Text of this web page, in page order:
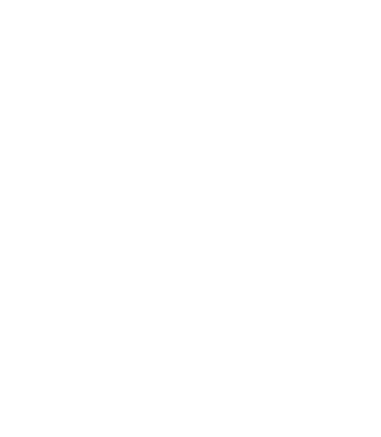
ke favorit